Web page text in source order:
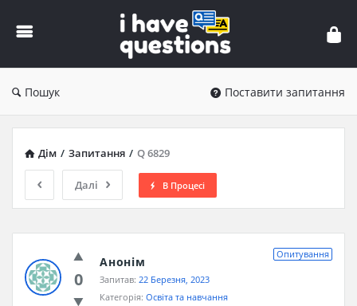
iHaveQuestions
Пошук Поставити запитання
Дім / Запитання / Q 6829
Далі В Процесі
0
Опитування
Анонім
Запитав: 22 Березня, 2023
Категорія: Освіта та навчання